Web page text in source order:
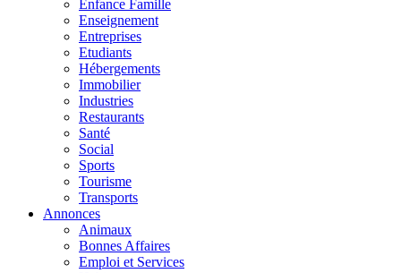
Enfance Famille
Enseignement
Entreprises
Etudiants
Hébergements
Immobilier
Industries
Restaurants
Santé
Social
Sports
Tourisme
Transports
Annonces
Animaux
Bonnes Affaires
Emploi et Services